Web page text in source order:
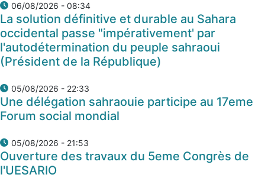
06/08/2026 - 08:34
La solution définitive et durable au Sahara
occidental passe "impérativement' par
l'autodétermination du peuple sahraoui
(Président de la République)
05/08/2026 - 22:33
Une délégation sahraouie participe au 17eme
Forum social mondial
05/08/2026 - 21:53
Ouverture des travaux du 5eme Congrès de
l'UESARIO